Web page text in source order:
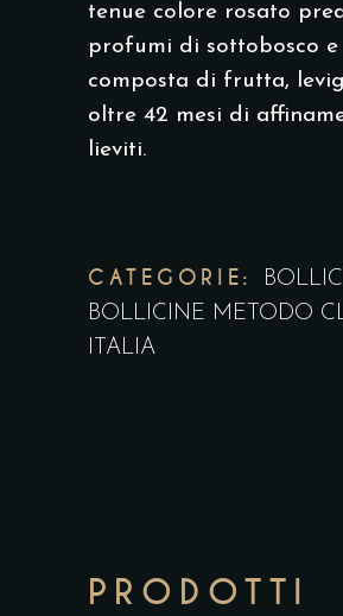
tenue colore rosato
profumi di sottobosco e
composta di frutta,
oltre 42 mesi di
lieviti.
CATEGORIE:
BOLLICINE METODO
ITALIA
PRODOTTI